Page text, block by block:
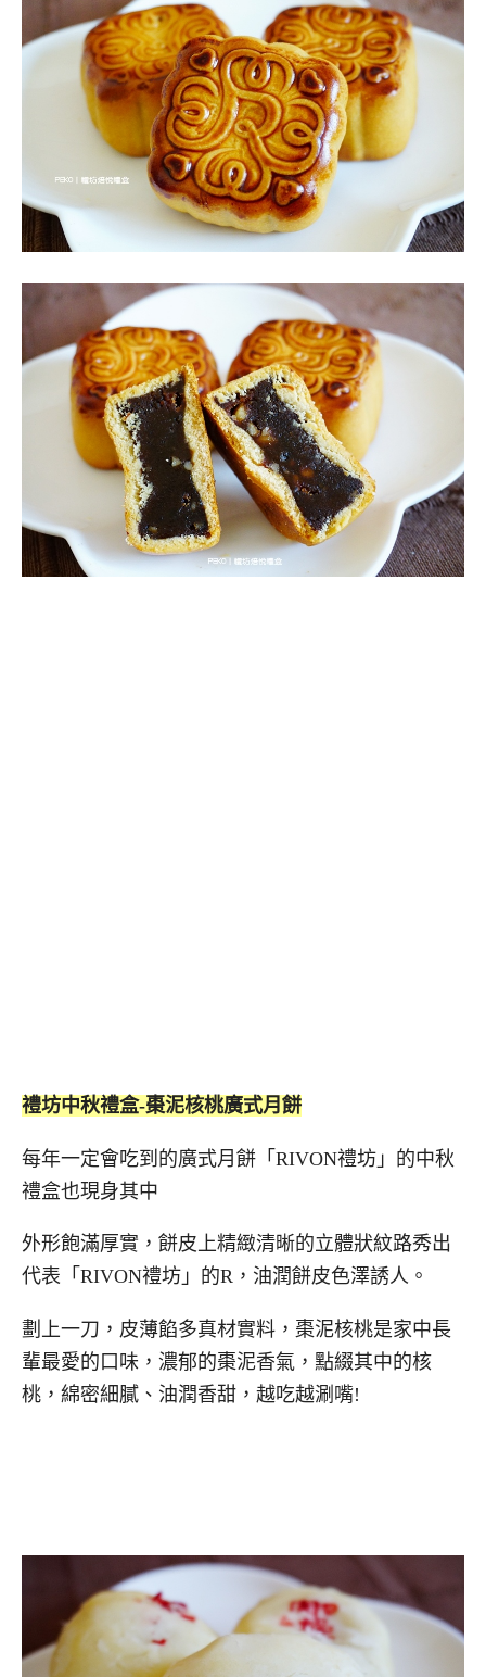
禮坊中秋禮盒-棗泥核桃廣式月餅
每年一定會吃到的廣式月餅「RIVON禮坊」的中秋
禮盒也現身其中
外形飽滿厚實，餅皮上精緻清晰的立體狀紋路秀出
代表「RIVON禮坊」的R，油潤餅皮色澤誘人。
劃上一刀，皮薄餡多真材實料，棗泥核桃是家中長
輩最愛的口味，濃郁的棗泥香氣，點綴其中的核
桃，綿密細膩、油潤香甜，越吃越涮嘴!